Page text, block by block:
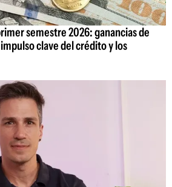
semestre 2026: ganancias de
clave del crédito y los